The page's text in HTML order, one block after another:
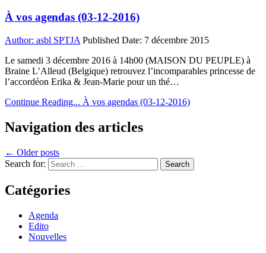
À vos agendas (03-12-2016)
Author: asbl SPTJA Published Date: 7 décembre 2015
Le samedi 3 décembre 2016 à 14h00 (MAISON DU PEUPLE) à
Braine L’Alleud (Belgique) retrouvez l’incomparables princesse de
l’accordéon Erika & Jean-Marie pour un thé…
Continue Reading... À vos agendas (03-12-2016)
Navigation des articles
← Older posts
Search for:
Catégories
Agenda
Edito
Nouvelles